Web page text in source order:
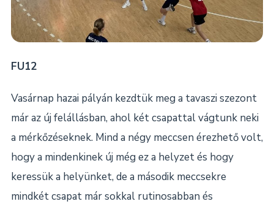
FU12
Vasárnap hazai pályán kezdtük meg a tavaszi szezont
már az új felállásban, ahol két csapattal vágtunk neki
a mérkőzéseknek. Mind a négy meccsen érezhető volt,
hogy a mindenkinek új még ez a helyzet és hogy
keressük a helyünket, de a második meccsekre
mindkét csapat már sokkal rutinosabban és